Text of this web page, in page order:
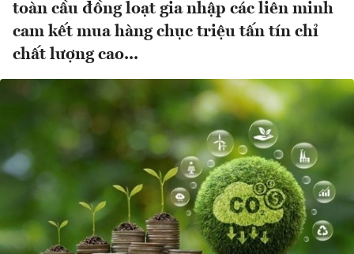
toàn cầu đồng loạt gia nhập các liên minh
cam kết mua hàng chục triệu tấn tín chỉ
chất lượng cao...